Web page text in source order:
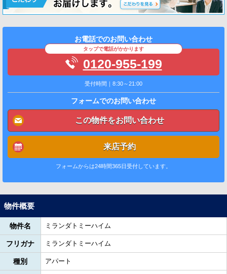
お電話でのお問い合わせ
タップで電話がかかります
0120-955-199
受付時間｜8:30～21:00
フォームでのお問い合わせ
この物件をお問い合わせ
来店予約
フォームからは24時間365日受付しています。
物件概要
物件名 ミランダトミーハイム
フリガナ ミランダトミーハイム
種別 アパート